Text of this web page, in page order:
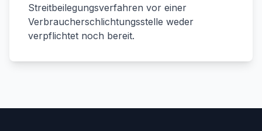
Streitbeilegungsverfahren vor einer
Verbraucherschlichtungsstelle weder
verpflichtet noch bereit.